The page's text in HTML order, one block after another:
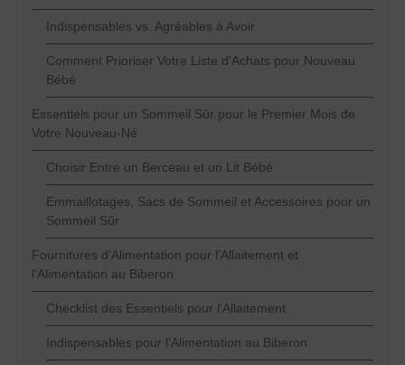
Indispensables vs. Agréables à Avoir
Comment Prioriser Votre Liste d'Achats pour Nouveau
Bébé
Essentiels pour un Sommeil Sûr pour le Premier Mois de
Votre Nouveau-Né
Choisir Entre un Berceau et un Lit Bébé
Emmaillotages, Sacs de Sommeil et Accessoires pour un
Sommeil Sûr
Fournitures d'Alimentation pour l'Allaitement et
l'Alimentation au Biberon
Checklist des Essentiels pour l'Allaitement
Indispensables pour l'Alimentation au Biberon